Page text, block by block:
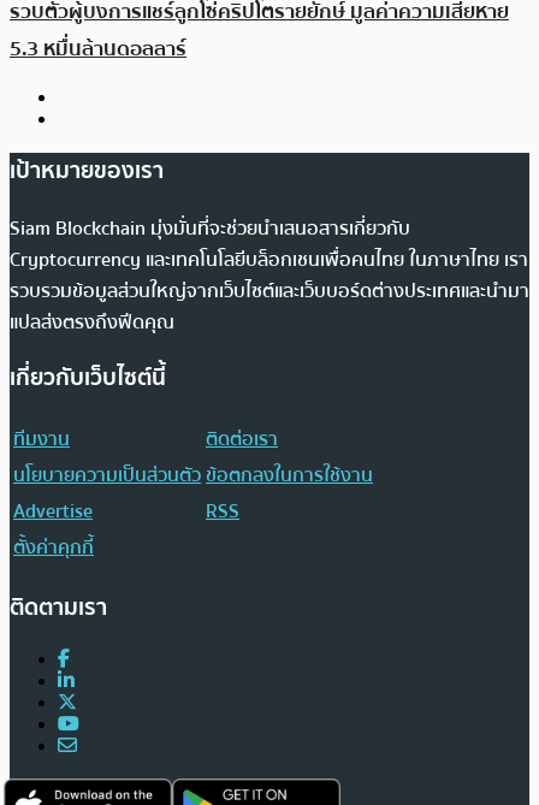
รวบตัวผู้บงการแชร์ลูกโซ่คริปโตรายยักษ์ มูลค่าความเสียหาย
5.3 หมื่นล้านดอลลาร์
เป้าหมายของเรา
Siam Blockchain มุ่งมั่นที่จะช่วยนำเสนอสารเกี่ยวกับ
Cryptocurrency และเทคโนโลยีบล็อกเชนเพื่อคนไทย ในภาษาไทย เรา
รวบรวมข้อมูลส่วนใหญ่จากเว็บไซต์และเว็บบอร์ดต่างประเทศและนำมา
แปลส่งตรงถึงฟีดคุณ
เกี่ยวกับเว็บไซต์นี้
ทีมงาน
ติดต่อเรา
นโยบายความเป็นส่วนตัวข้อตกลงในการใช้งาน
Advertise
RSS
ตั้งค่าคุกกี้
ติดตามเรา